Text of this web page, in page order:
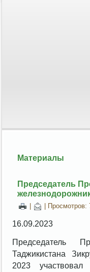
Материалы
Председатель
| Просмотров:
16.09.2023
Председатель
Таджикистана
2023